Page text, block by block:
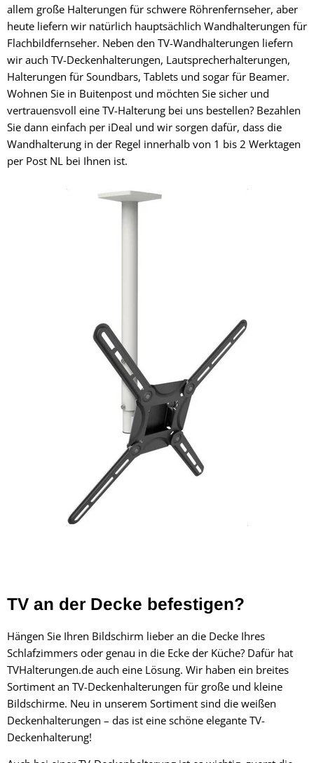
allem große Halterungen für schwere Röhrenfernseher, aber
heute liefern wir natürlich hauptsächlich Wandhalterungen für
Flachbildfernseher. Neben den TV-Wandhalterungen liefern
wir auch TV-Deckenhalterungen, Lautsprecherhalterungen,
Halterungen für Soundbars, Tablets und sogar für Beamer.
Wohnen Sie in Buitenpost und möchten Sie sicher und
vertrauensvoll eine TV-Halterung bei uns bestellen? Bezahlen
Sie dann einfach per iDeal und wir sorgen dafür, dass die
Wandhalterung in der Regel innerhalb von 1 bis 2 Werktagen
per Post NL bei Ihnen ist.
TV an der Decke befestigen?
Hängen Sie Ihren Bildschirm lieber an die Decke Ihres
Schlafzimmers oder genau in die Ecke der Küche? Dafür hat
TVHalterungen.de auch eine Lösung. Wir haben ein breites
Sortiment an TV-Deckenhalterungen für große und kleine
Bildschirme. Neu in unserem Sortiment sind die weißen
Deckenhalterungen – das ist eine schöne elegante TV-
Deckenhalterung!